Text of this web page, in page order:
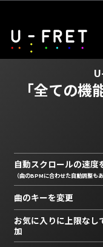
「全ての機
自動スクロールの速度
（曲のBPMに合わせた自動調整もあ
曲のキーを変更
お気に入りに上限なし
加